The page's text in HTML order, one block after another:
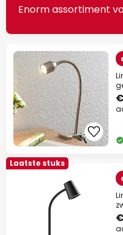
Enorm assortiment
Laatste stuks